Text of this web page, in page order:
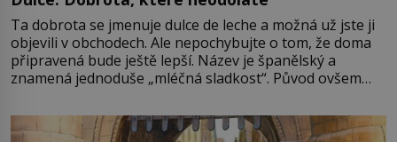
Ta dobrota se jmenuje dulce de leche a možná už jste ji
objevili v obchodech. Ale nepochybujte o tom, že doma
připravená bude ještě lepší. Název je španělský a
znamená jednoduše „mléčná sladkost“. Původ ovšem
pře hned několik latinskoamerických zemí a k tomu
Francie, kde se traduje,